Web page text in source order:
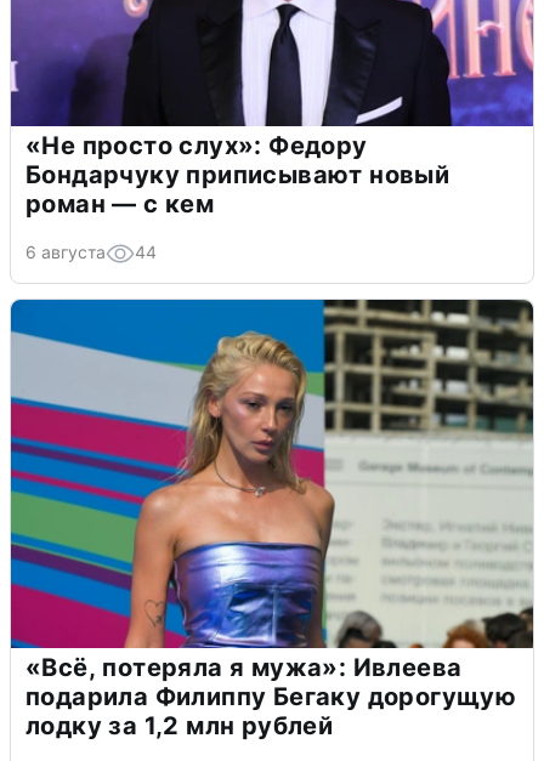
«Не просто слух»: Федору
Бондарчуку приписывают новый
роман — с кем
6 августа 44
«Всё, потеряла я мужа»: Ивлеева
подарила Филиппу Бегаку дорогущую
лодку за 1,2 млн рублей